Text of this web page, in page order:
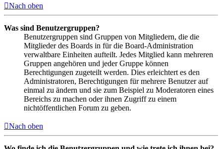
Nach oben
Was sind Benutzergruppen?
Benutzergruppen sind Gruppen von Mitgliedern, die die
Mitglieder des Boards in für die Board-Administration
verwaltbare Einheiten aufteilt. Jedes Mitglied kann mehreren
Gruppen angehören und jeder Gruppe können
Berechtigungen zugeteilt werden. Dies erleichtert es den
Administratoren, Berechtigungen für mehrere Benutzer auf
einmal zu ändern und sie zum Beispiel zu Moderatoren eines
Bereichs zu machen oder ihnen Zugriff zu einem
nichtöffentlichen Forum zu geben.
Nach oben